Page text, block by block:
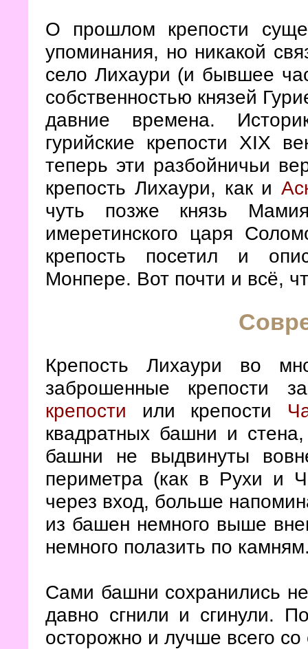
О прошлом крепости
упоминания, но никакой
село Лихаури (и бывшее
собственностью князей
давние времена.
гурийские крепости XIX
теперь эти разбойничьи
крепость Лихаури, как и
чуть позже князь
имеретинского царя
крепость посетил и
Монпере. Вот почти и всё,
Крепость Лихаури во
заброшенные крепости
крепости или крепости
квадратных башни и
башни не выдвинуты
периметра (как в Рухи и
через вход, больше
из башен немного выше
немного полазить по
Сами башни сохранились
давно сгнили и сгинули.
осторожно и лучше всего